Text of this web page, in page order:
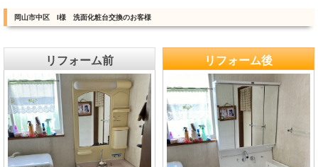
岡山市中区 I様 洗面化粧台交換のお客様
リフォーム前 リフォーム後